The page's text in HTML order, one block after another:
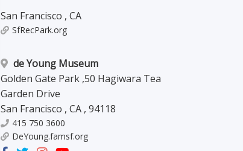
San Francisco , CA
SfRecPark.org
de Young Museum
Golden Gate Park ,50 Hagiwara Tea
Garden Drive
San Francisco , CA , 94118
415 750 3600
DeYoung.famsf.org